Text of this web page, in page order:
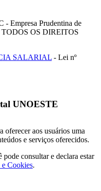
- Empresa Prudentina de
TODOS OS DIREITOS
SALARIAL - Lei nº
UNOESTE
aos usuários uma
e serviços oferecidos.
consultar e declara estar
Cookies.